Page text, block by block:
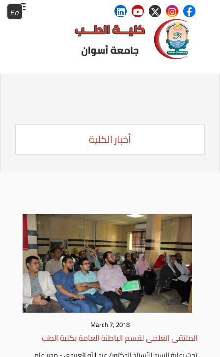
En
أخبار الكلية
March 7, 2018
الملتقى العلمى لقسم الباطنة العامة بكلية الطب